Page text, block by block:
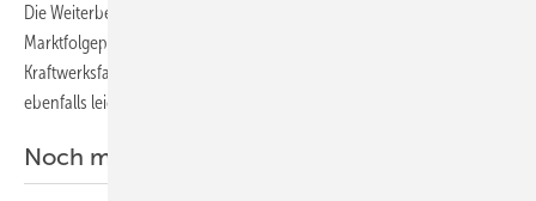
Die Weiterbearbeitung der ausgetauschten Daten für
Marktfolgeprozesse wie beispielsweise den Austausch des
Kraftwerksfahrplans mit den Übertragungsnetzbetreibern ist dadurch
ebenfalls leichter möglich.
Noch mehr Flexibilität für den Kunden